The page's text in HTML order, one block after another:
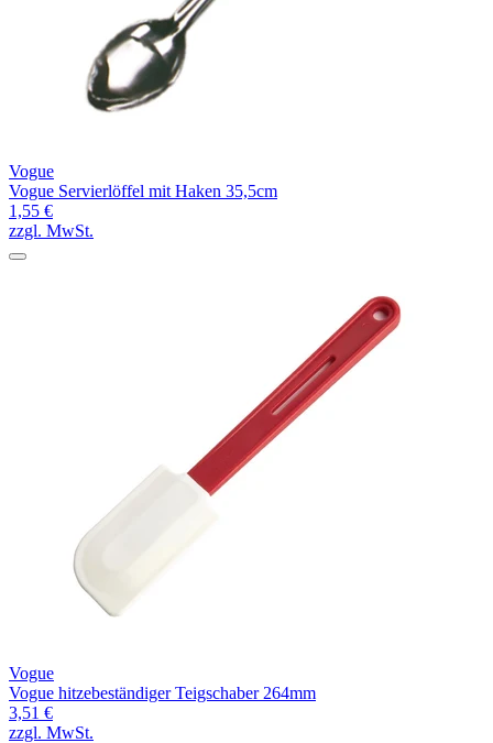
Vogue
Vogue Servierlöffel mit Haken 35,5cm
1,55 €
zzgl. MwSt.
Vogue
Vogue hitzebeständiger Teigschaber 264mm
3,51 €
zzgl. MwSt.